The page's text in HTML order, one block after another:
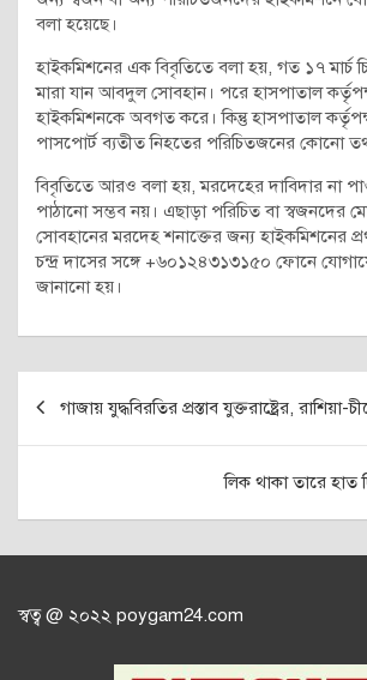
বলা হয়েছে।
হাইকমিশনের এক বিবৃতিতে বলা হয়, গত ১৭ মার্চ
মারা যান আবদুল সোবহান। পরে হাসপাতাল
হাইকমিশনকে অবগত করে। কিন্তু হাসপাতাল
পাসপোর্ট ব্যতীত নিহতের পরিচিতজনের কোনো
বিবৃতিতে আরও বলা হয়, মরদেহের দাবিদার না
পাঠানো সম্ভব নয়। এছাড়া পরিচিত বা স্বজনদের
সোবহানের মরদেহ শনাক্তের জন্য হাইকমিশনের
চন্দ্র দাসের সঙ্গে +৬০১২৪৩১৩১৫০ ফোনে
জানানো হয়।
navigation
গাজায় যুদ্ধবিরতির প্রস্তাব যুক্তরাষ্ট্রের, রাশিয়া-
লিক থাকা তারে হাত
স্বত্ব @ ২০২২ poygam24.com